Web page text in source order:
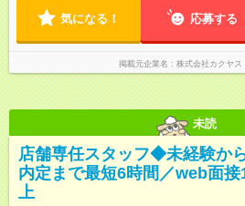
気になる！ 応募する
掲載元企業名 株式会社カクヤ
未読
店舗専任スタッフ◆未経験か
内定まで最短6時間／web面
上